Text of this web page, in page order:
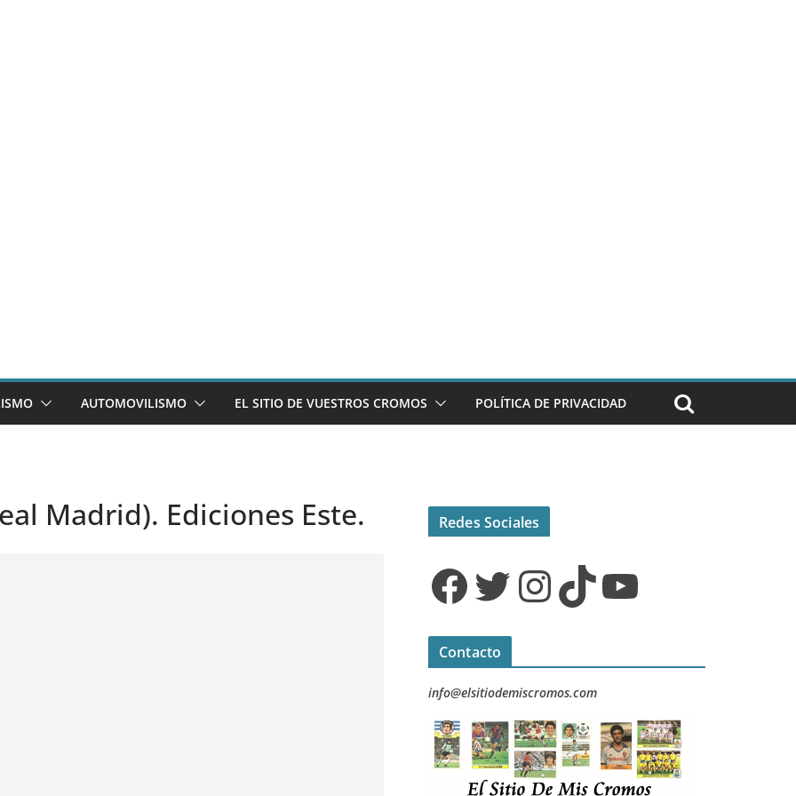
AUTOMOVILISMO EL SITIO DE VUESTROS CROMOS POLÍTICA DE PRIVACIDAD
Madrid). Ediciones Este. Redes Sociales
Facebook Twitter InstagramTikTok YouTube
Contacto
info@elsitiodemiscromos.com